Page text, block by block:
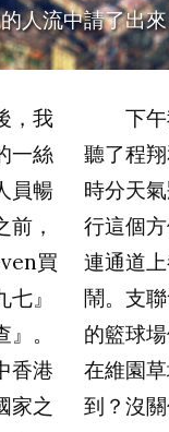
人流中請了出來
，我
一絲
員暢
，
買
』
。
香港
家之
下午
聽了程
時分天
行這個
連通道
鬧。支
的籃球
在維園
到？沒